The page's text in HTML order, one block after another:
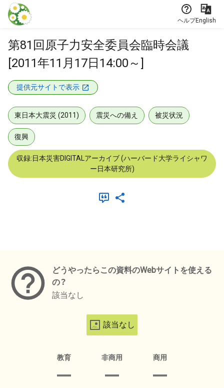
本文に飛ぶ
ヘルプEnglish
第81回原子力安全委員会臨時会議
[2011年11月17日14:00～]
提供元サイトで表示
東日本大震災 (2011) 震災への備え 被災状況
復興
収録:日本災害DIGITALアーカイブ (ハーバード大学ライシャワ
ー日本研究所)
どうやったらこの資料のWebサイトを使える
の？
該当なし
該当なし
教育 非商用 商用